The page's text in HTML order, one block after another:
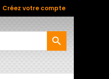
Créez votre compte
